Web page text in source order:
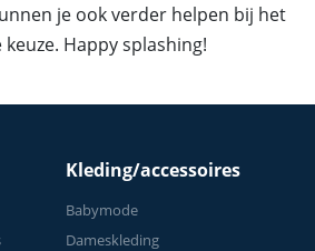
je ook verder helpen bij het
Happy splashing!
Kleding/accessoires
Babymode
Dameskleding